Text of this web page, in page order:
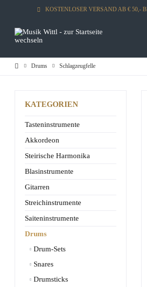
KOSTENLOSER VERSAND AB € 50,-
Drums Schlagzeugfelle
KATEGORIEN
Tasteninstrumente
Akkordeon
Steirische Harmonika
Blasinstrumente
Gitarren
Streichinstrumente
Saiteninstrumente
Drums
Drum-Sets
Snares
Drumsticks